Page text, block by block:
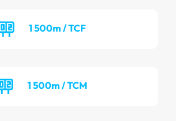
1 500m / TCF
1 500m / TCM